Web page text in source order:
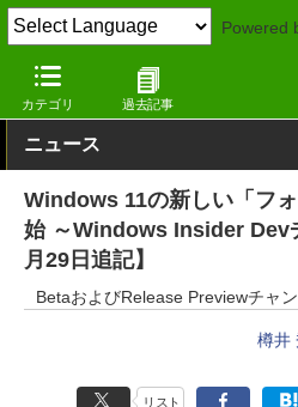
Powered
カテゴリ 過去記事
窓の杜 画像・映像・音楽
ニュース
Windows 11の新しい「フ
始 ～Windows Insider Dev
月29日追記】
BetaおよびRelease Previewチャ
樽井
リスト